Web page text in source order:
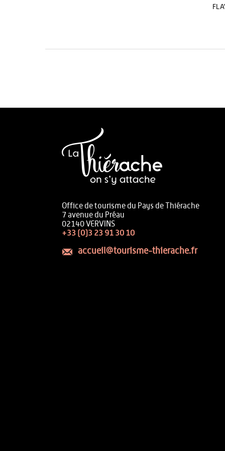
Office de tourisme du Pays de Thiérache
7 avenue du Préau
02140 VERVINS
+33 (0)3 23 91 30 10
accueil@tourisme-thierache.fr